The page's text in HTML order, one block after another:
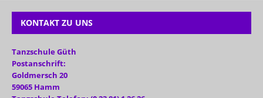
KONTAKT ZU UNS
Tanzschule Güth
Postanschrift:
Goldmersch 20
59065 Hamm